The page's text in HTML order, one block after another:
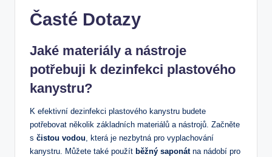
Časté Dotazy
Jaké materiály a nástroje
potřebuji k dezinfekci plastového
kanystru?
K efektivní dezinfekci plastového kanystru budete
potřebovat několik základních materiálů a nástrojů. Začněte
s čistou vodou, která je nezbytná pro vyplachování
kanystru. Můžete také použít běžný saponátna nádobí pro